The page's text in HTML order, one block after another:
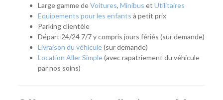
Aytré, Périgny, Angoulins, Châtelaillon-Plage et les
communes voisines.
Quel véhicule choisir ?
Notre agence propose une flotte complète pour répondre à
tous les usages :
Large gamme deVoitures, Minibus et Utilitaires
Equipements pour les enfants à petit prix
Parking clientèle
Départ 24/24 7/7 y compris jours fériés (sur demande)
Livraison du véhicule(sur demande)
Location Aller Simple(avec rapatriement du véhicule
par nos soins)